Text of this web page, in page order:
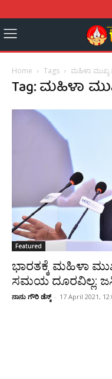
Home Tags ಮಹಿಳಾ ಮುಖ್ಯ
Tag: ಮಹಿಳಾ
Featured
ಭಾರತಕ್ಕೆ ಮಹಿಳಾ
ಸಮಯ ದೂರವಿಲ್ಲ:
ನಾನು ಗೌರಿ ಡೆಸ್ಕ್ - 17 April 2021,